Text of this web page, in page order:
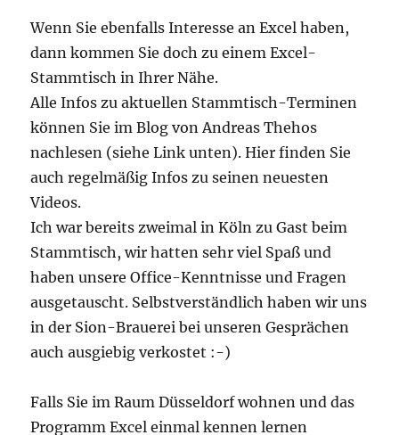
Wenn Sie ebenfalls Interesse an Excel haben,
dann kommen Sie doch zu einem Excel-
Stammtisch in Ihrer Nähe.
Alle Infos zu aktuellen Stammtisch-Terminen
können Sie im Blog von Andreas Thehos
nachlesen (siehe Link unten). Hier finden Sie
auch regelmäßig Infos zu seinen neuesten
Videos.
Ich war bereits zweimal in Köln zu Gast beim
Stammtisch, wir hatten sehr viel Spaß und
haben unsere Office-Kenntnisse und Fragen
ausgetauscht. Selbstverständlich haben wir uns
in der Sion-Brauerei bei unseren Gesprächen
auch ausgiebig verkostet :-)
Falls Sie im Raum Düsseldorf wohnen und das
Programm Excel einmal kennen lernen